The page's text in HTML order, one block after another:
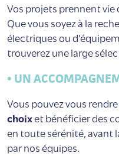
Vos projets prennent vie
Que vous soyez à la
électriquesou d’
trouverez une large
• UN
Vous pouvez vous
choixet bénéficier des
en toute sérénité, avant
par nos équipes.